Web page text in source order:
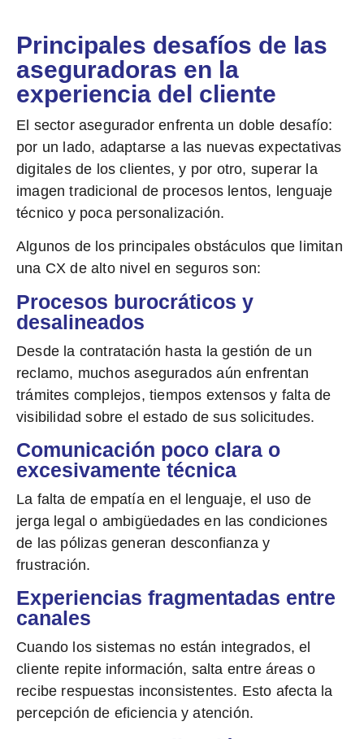
Principales desafíos de las
aseguradoras en la
experiencia del cliente
El sector asegurador enfrenta un doble desafío:
por un lado, adaptarse a las nuevas expectativas
digitales de los clientes, y por otro, superar la
imagen tradicional de procesos lentos, lenguaje
técnico y poca personalización.
Algunos de los principales obstáculos que limitan
una CX de alto nivel en seguros son:
Procesos burocráticos y
desalineados
Desde la contratación hasta la gestión de un
reclamo, muchos asegurados aún enfrentan
trámites complejos, tiempos extensos y falta de
visibilidad sobre el estado de sus solicitudes.
Comunicación poco clara o
excesivamente técnica
La falta de empatía en el lenguaje, el uso de
jerga legal o ambigüedades en las condiciones
de las pólizas generan desconfianza y
frustración.
Experiencias fragmentadas entre
canales
Cuando los sistemas no están integrados, el
cliente repite información, salta entre áreas o
recibe respuestas inconsistentes. Esto afecta la
percepción de eficiencia y atención.